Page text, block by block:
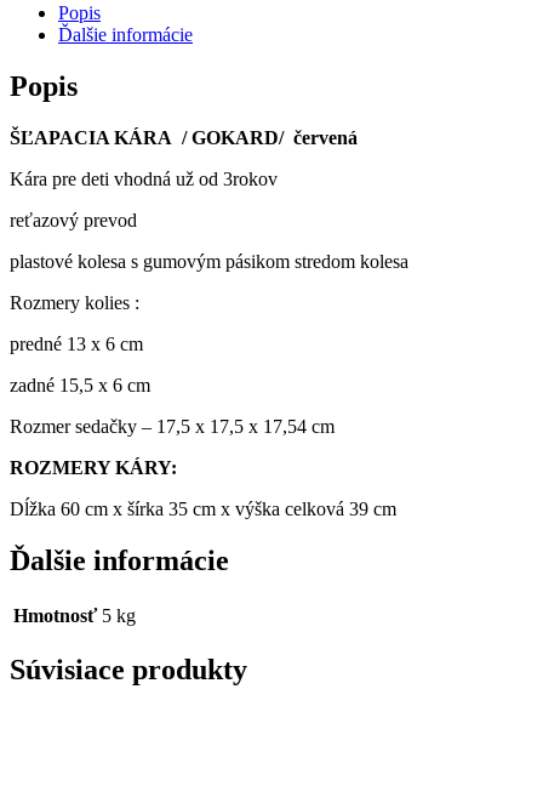
Popis
Ďalšie informácie
Popis
ŠĽAPACIA KÁRA / GOKARD/ červená
Kára pre deti vhodná už od 3rokov
reťazový prevod
plastové kolesa s gumovým pásikom stredom kolesa
Rozmery kolies :
predné 13 x 6 cm
zadné 15,5 x 6 cm
Rozmer sedačky – 17,5 x 17,5 x 17,54 cm
ROZMERY KÁRY:
Dĺžka 60 cm x šírka 35 cm x výška celková 39 cm
Ďalšie informácie
Hmotnosť 5 kg
Súvisiace produkty